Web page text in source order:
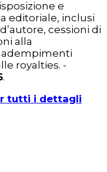
e
editoriale, inclusi
cessioni di
alla
adempimenti
royalties. -
.
tutti i dettagli